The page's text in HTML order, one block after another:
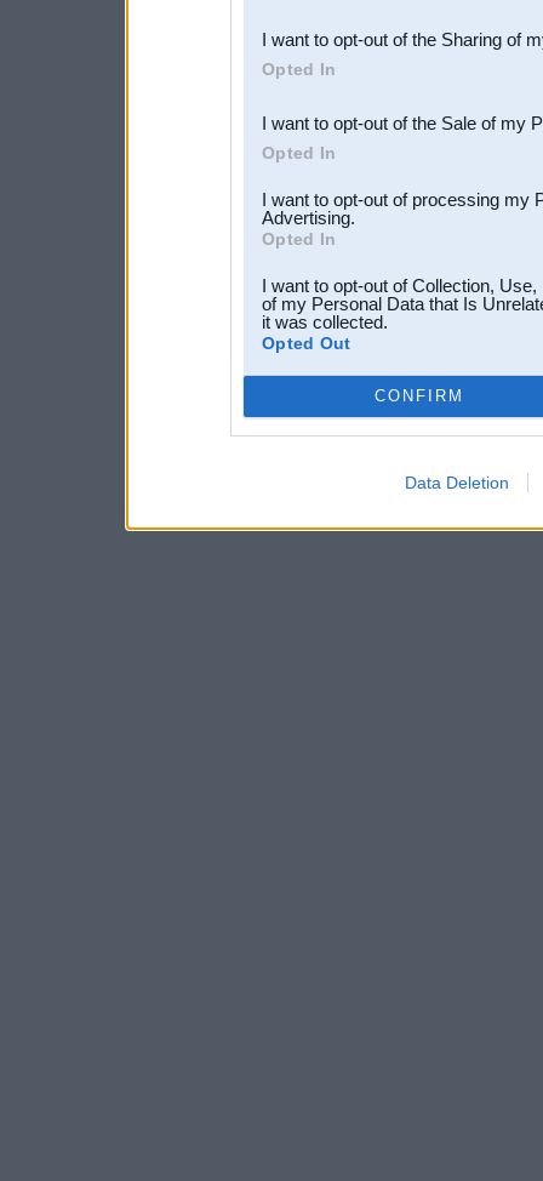
Downstream Participants
third parties.
I want to opt-out of the Sharing of
Opted In
I want to opt-out of the Sale of my
Opted In
I want to opt-out of processing my
Advertising.
Opted In
I want to opt-out of Collection,
of my Personal Data that Is
it was collected.
Opted Out
CONFIRM
Data Deletion